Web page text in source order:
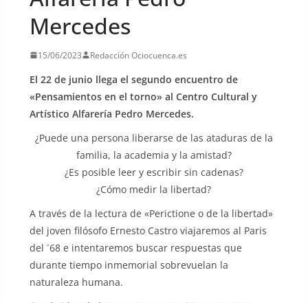
Mercedes
15/06/2023 Redacción Ociocuenca.es
El 22 de junio llega el segundo encuentro de
«Pensamientos en el torno» al Centro Cultural y
Artístico Alfarería Pedro Mercedes.
¿Puede una persona liberarse de las ataduras de la
familia, la academia y la amistad?
¿Es posible leer y escribir sin cadenas?
¿Cómo medir la libertad?
A través de la lectura de «Perictione o de la libertad»
del joven filósofo Ernesto Castro viajaremos al Paris
del ´68 e intentaremos buscar respuestas que
durante tiempo inmemorial sobrevuelan la
naturaleza humana.